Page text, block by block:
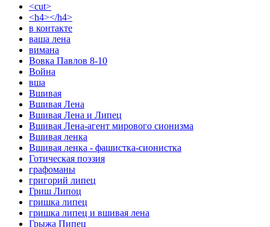
<cut>
<h4></h4>
в контакте
ваша лена
вимана
Вовка Павлов 8-10
Война
вша
Вшивая
Вшивая Лена
Вшивая Лена и Липец
Вшивая Лена-агент мирового сионизма
Вшивая ленка
Вшивая ленка - фашистка-сионистка
Готическая поэзия
графоманы
григорий липец
Гриш Липоц
гришка липец
гришка липец и вшивая лена
Грыжа Пипец